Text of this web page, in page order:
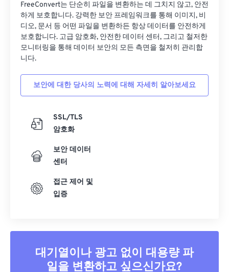
FreeConvert는 단순히 파일을 변환하는 데 그치지 않고, 안전
하게 보호합니다. 강력한 보안 프레임워크를 통해 이미지, 비
디오, 문서 등 어떤 파일을 변환하든 항상 데이터를 안전하게
보호합니다. 고급 암호화, 안전한 데이터 센터, 그리고 철저한
모니터링을 통해 데이터 보안의 모든 측면을 철저히 관리합
니다.
보안에 대한 당사의 노력에 대해 자세히 알아보세요
SSL/TLS
암호화
보안 데이터
센터
접근 제어 및
입증
대기열이나 광고 없이 대용량 파
일을 변환하고 싶으신가요?